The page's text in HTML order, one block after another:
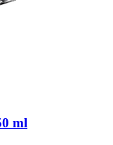
ml